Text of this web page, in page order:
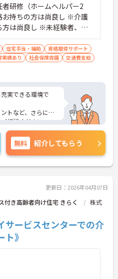
研修（ホームヘルパー2
お持ちの方は尚良し ※介護
方は尚良し ※未経験者、無
住宅手当・補助
資格取得サポート
績あり 社会保険完備
交通費支給
実できる環境で
トなど、さらに詳
相談ください。
無料 紹介してもらう
更新日：2026年04月07日
付き高齢者向け住宅 きらく
株式
サービスセンターでの介
》